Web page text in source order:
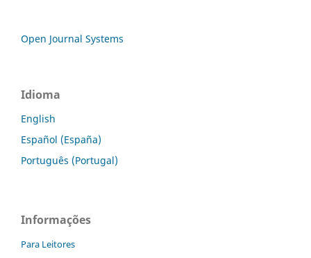
Open Journal Systems
Idioma
English
Español (España)
Português (Portugal)
Informações
Para Leitores